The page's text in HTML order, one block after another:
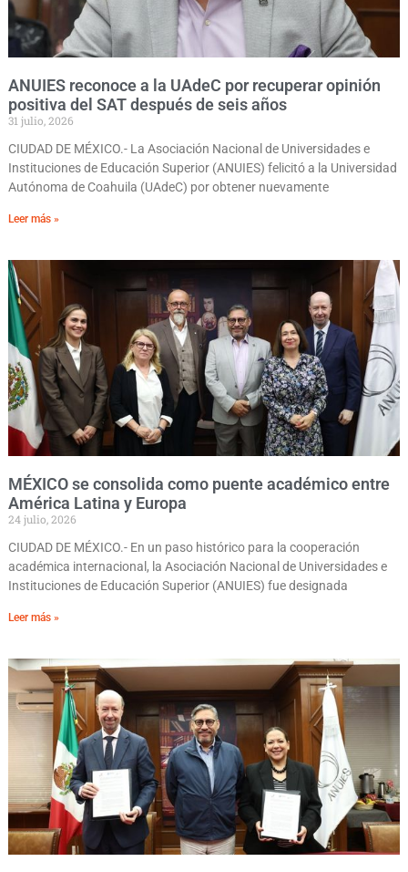
ANUIES reconoce a la UAdeC por recuperar opinión
positiva del SAT después de seis años
31 julio, 2026
CIUDAD DE MÉXICO.- La Asociación Nacional de Universidades e
Instituciones de Educación Superior (ANUIES) felicitó a la Universidad
Autónoma de Coahuila (UAdeC) por obtener nuevamente
Leer más »
MÉXICO se consolida como puente académico entre
América Latina y Europa
24 julio, 2026
CIUDAD DE MÉXICO.- En un paso histórico para la cooperación
académica internacional, la Asociación Nacional de Universidades e
Instituciones de Educación Superior (ANUIES) fue designada
Leer más »